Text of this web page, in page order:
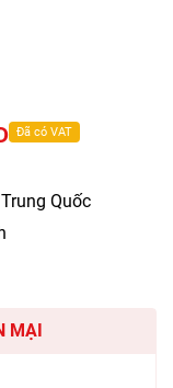
Đã có VAT
Quốc
MẠI